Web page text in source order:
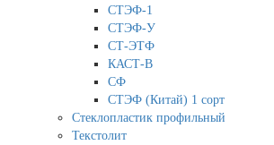
СТЭФ-1
СТЭФ-У
СТ-ЭТФ
КАСТ-В
СФ
СТЭФ (Китай) 1 сорт
Стеклопластик профильный
Текстолит